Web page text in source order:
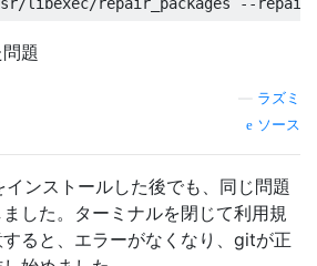
題
ラズミ
ソース
ンストールした後でも、同じ問題
した。ターミナルを閉じて利用規
ると、エラーがなくなり、gitが正